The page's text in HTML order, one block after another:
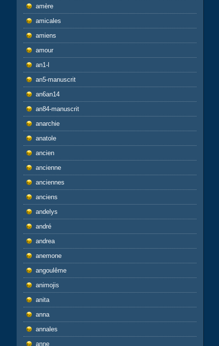
amère
amicales
amiens
amour
an1-l
an5-manuscrit
an6an14
an84-manuscrit
anarchie
anatole
ancien
ancienne
anciennes
anciens
andelys
andré
andrea
anemone
angoulême
animojis
anita
anna
annales
anne